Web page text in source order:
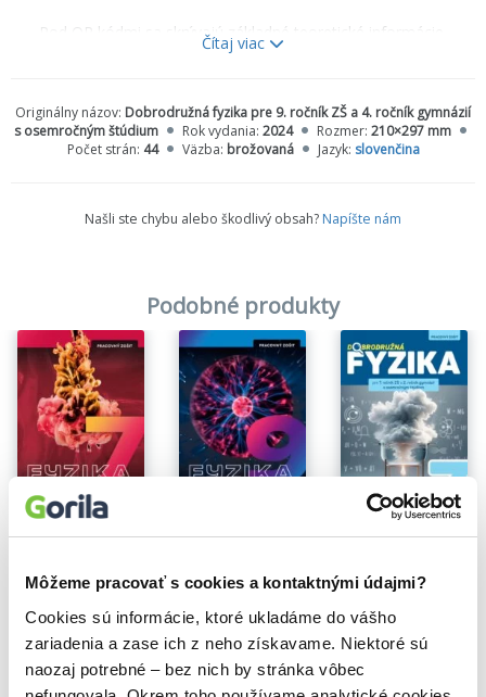
Môžeme pracovať s cookies a kontaktnými údajmi?
Cookies sú informácie, ktoré ukladáme do vášho
zariadenia a zase ich z neho získavame. Niektoré sú
naozaj potrebné – bez nich by stránka vôbec
Pod QR kódmi sa skrývajú základné teoretické informácie,
správne odpovede na otázky v závere každej kapitoly a ďalšie
ňom obsiahnuté všetky tematické celky definované Štátnym
vzdelávacím programom.
Čítaj viac
Originálny názov: Dobrodružná fyzika pre 9. ročník ZŠ a 4. ročník gymnázií
s osemročným štúdium
Rok vydania: 2024 Rozmer: 210×297 mm
Počet strán: 44 Väzba: brožovaná Jazyk: slovenčina
Našli ste chybu alebo škodlivý obsah? Napíšte nám
Podobné produkty
Na sklade
Fyzika 7 - Pracovný zošit
4,70€
Fyzika 9 - Pracovný zošit
4,70€
Na sklade
Dobrodružná fyzika pre 7. ročník ZŠ a 2. ročník gymnázií s osemročným štúdiom
6,00€